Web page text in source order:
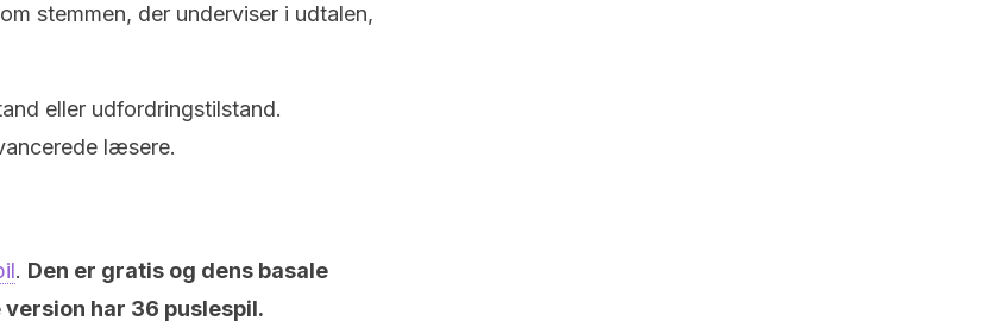
stemmen, der underviser i udtalen,
eller udfordringstilstand.
læsere.
. Den er gratis og dens basale
har 36 puslespil.